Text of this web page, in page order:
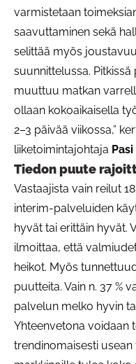
varmistetaan
saavuttaminen sekä
selittää myös
suunnittelussa.
muuttuu matkan
ollaan kokoaikaisella
2–3 päivää viikossa,”
liiketoimintajohtaja
Tiedon puute
Vastaajista vain reilut
interim-palveluiden
hyvät tai erittäin hyvät.
ilmoittaa, että
heikot. Myös
puutteita. Vain n. 37 %
palvelun melko hyvin
Yhteenvetona voidaan
trendinomaisesti usean